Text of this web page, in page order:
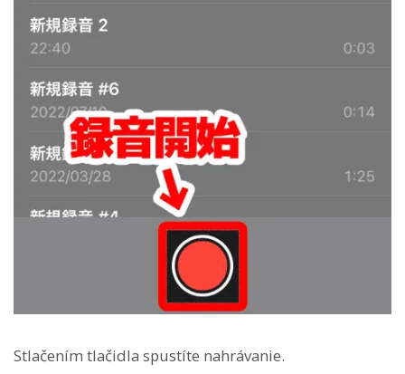
Stlačením tlačidla spustíte nahrávanie.